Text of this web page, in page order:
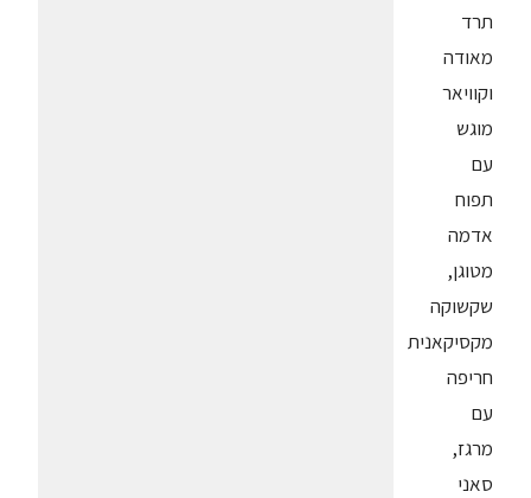
תרד
מאודה
וקוויאר
מוגש
עם
תפוח
אדמה
מטוגן,
שקשוקה
מקסיקאנית
חריפה
עם
מרגז,
סאני